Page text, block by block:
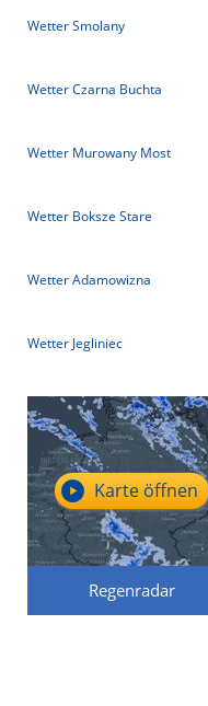
Wetter Smolany
Wetter Czarna Buchta
Wetter Murowany Most
Wetter Boksze Stare
Wetter Adamowizna
Wetter Jegliniec
Regenradar
Karte öffnen